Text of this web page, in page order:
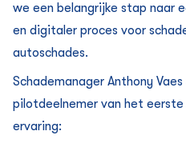
we een belangrijke stap naar
en digitaler proces voor
autoschades.
Schademanager Anthony
pilotdeelnemer van het
ervaring: